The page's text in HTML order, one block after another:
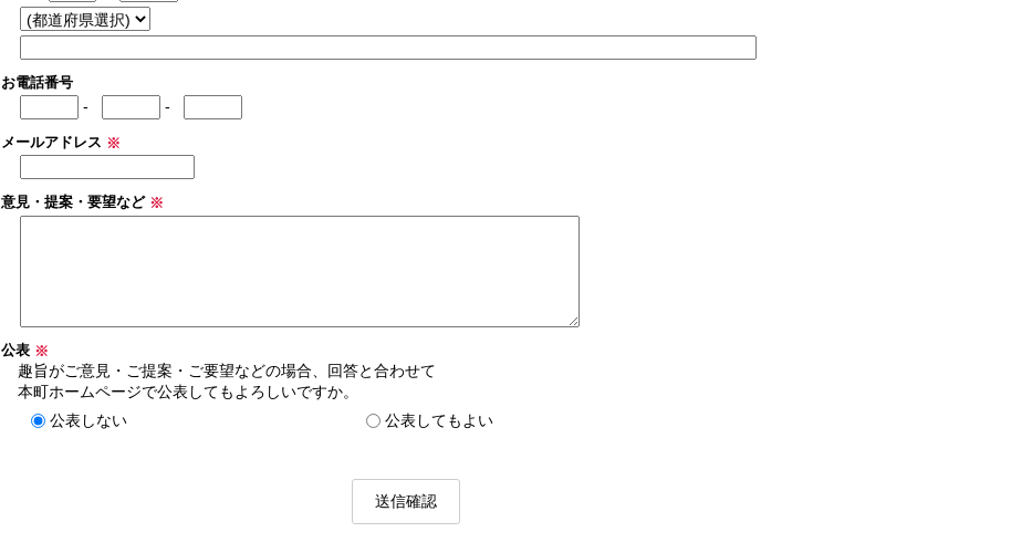
お電話番号
- -
メールアドレス ※
意見・提案・要望など ※
公表 ※
趣旨がご意見・ご提案・ご要望などの場合、回答と合わせて
本町ホームページで公表してもよろしいですか。
公表しない
公表してもよい